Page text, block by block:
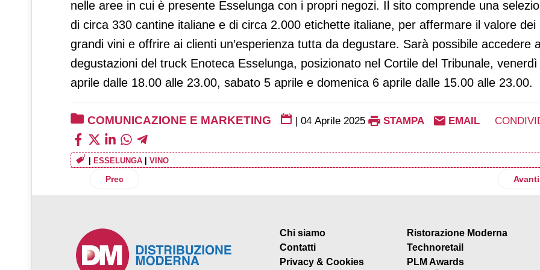
nelle aree in cui è presente Esselunga con i propri negozi. Il sito comprende una
di circa 330 cantine italiane e di circa 2.000 etichette italiane, per affermare il valore dei
grandi vini e offrire ai clienti un’esperienza tutta da degustare. Sarà possibile accedere
degustazioni del truck Enoteca Esselunga, posizionato nel Cortile del Tribunale,
aprile dalle 18.00 alle 23.00, sabato 5 aprile e domenica 6 aprile dalle 15.00 alle 23.00.
COMUNICAZIONE E MARKETING | 04 Aprile 2025 STAMPA EMAIL
ESSELUNGA VINO
Articolo precedente: Dole Italia official supplier di Cmp Venice Night Trail
Prec Avanti
Chi siamo
Contatti
Privacy & Cookies
Ristorazione Moderna
Technoretail
PLM Awards